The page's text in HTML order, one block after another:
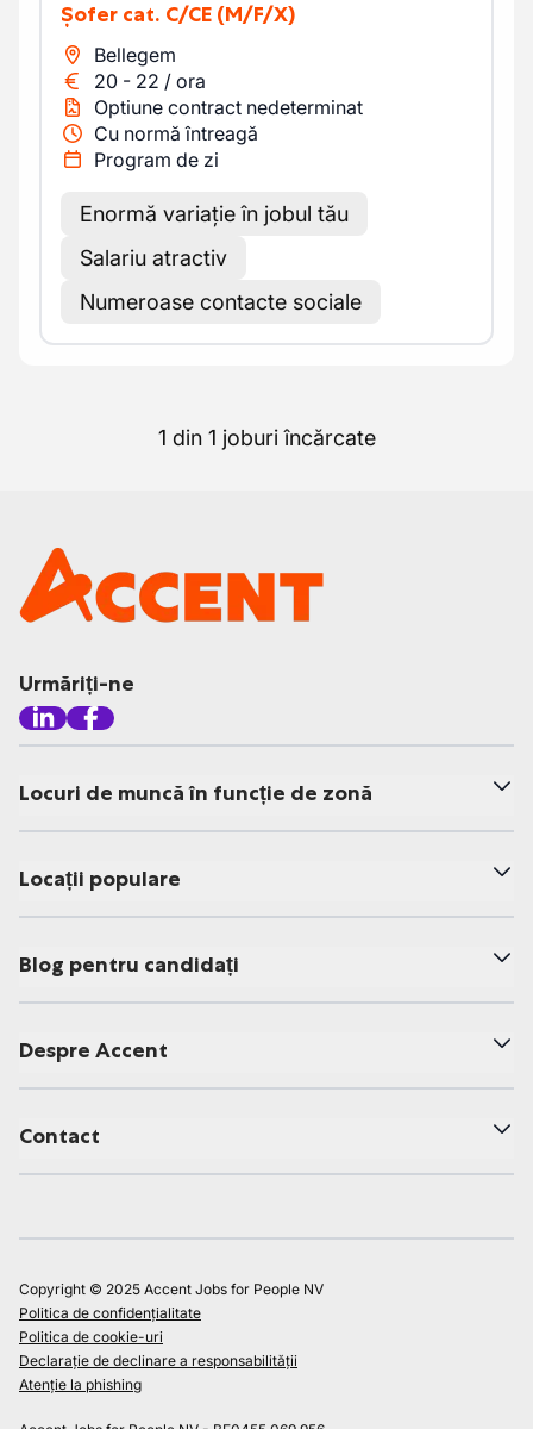
Șofer cat. C/CE (M/F/X)
Bellegem
20 - 22 / ora
Optiune contract nedeterminat
Cu normă întreagă
Program de zi
Enormă variație în jobul tău
Salariu atractiv
Numeroase contacte sociale
1 din 1 joburi încărcate
Urmăriți-ne
Locuri de muncă în funcție de zonă
Locații populare
Blog pentru candidați
Despre Accent
Contact
Copyright © 2025 Accent Jobs for People NV
Politica de confidențialitate
Politica de cookie-uri
Declarație de declinare a responsabilității
Atenție la phishing